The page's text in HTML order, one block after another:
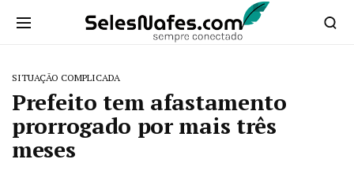
SITUAÇÃO COMPLICADA
Prefeito tem afastamento
prorrogado por mais três
meses